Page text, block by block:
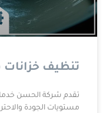
تنظيف خزانات
تقدم شركة الحسن
مستويات الجودة